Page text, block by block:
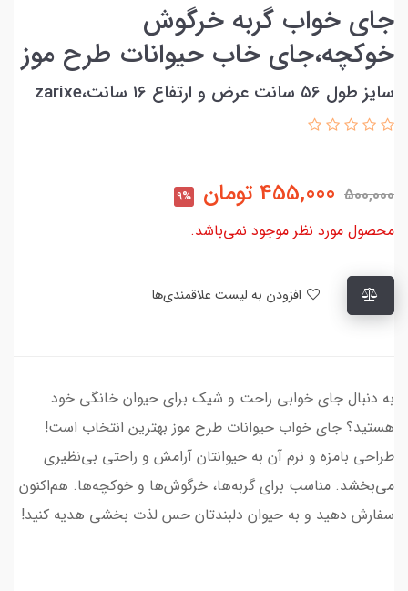
جای خواب گربه خرگوش
خوکچه،جای خاب حیوانات طرح موز
سایز طول ۵۶ سانت عرض و ارتفاع ۱۶ سانت،zarixe
500,000
455,000 تومان 9%
محصول مورد نظر موجود نمی‌باشد.
به دنبال جای خوابی راحت و شیک برای حیوان خانگی خود
هستید؟ جای خواب حیوانات طرح موز بهترین انتخاب است!
طراحی بامزه و نرم آن به حیوانتان آرامش و راحتی بی‌نظیری
می‌بخشد. مناسب برای گربه‌ها، خرگوش‌ها و خوکچه‌ها. هم‌اکنون
سفارش دهید و به حیوان دلبندتان حس لذت بخشی هدیه کنید!